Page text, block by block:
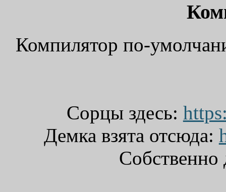
Компилятор по-
Сорцы здесь:
Демка взята отсюда: